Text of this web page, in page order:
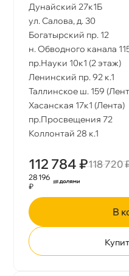
Дунайский 27к1Б
ул. Салова, д. 30
Богатырский пр. 12
н. Обводного канала
пр.Науки 10к1 (2 этаж)
Ленинский пр. 92 к.1
Таллинское ш. 159
Хасанская 17к1 (Лента)
пр.Просвещения 72
Коллонтай 28 к.1
112 784 ₽118 720
28 196
₽